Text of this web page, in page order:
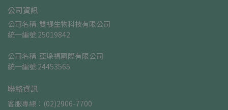
公司資訊
公司名稱: 雙禔生物科技有限公司
統一編號:25019842
公司名稱: 亞垛禡國際有限公司
統一編號:24453565
聯絡資訊
客服專線：(02)2906-7700